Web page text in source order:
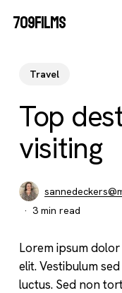
709FILMS
Travel
Top
visiting
3 min read
Lorem ipsum
elit. Vestibulum
luctus. Sed non